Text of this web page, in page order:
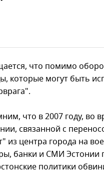
что помимо
которые могут быть
что в 2007 году, во
связанной с
из центра города на
банки и СМИ Эстонии
политики